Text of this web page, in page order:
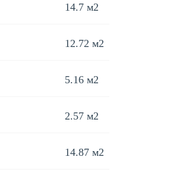
14.7 м2
12.72 м2
5.16 м2
2.57 м2
14.87 м2